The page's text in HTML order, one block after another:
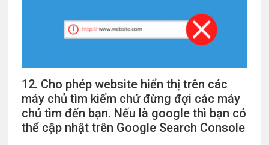
12. Cho phép website hiển thị trên các
máy chủ tìm kiếm chứ đừng đợi các máy
chủ tìm đến bạn. Nếu là google thì bạn có
thể cập nhật trên Google Search Console